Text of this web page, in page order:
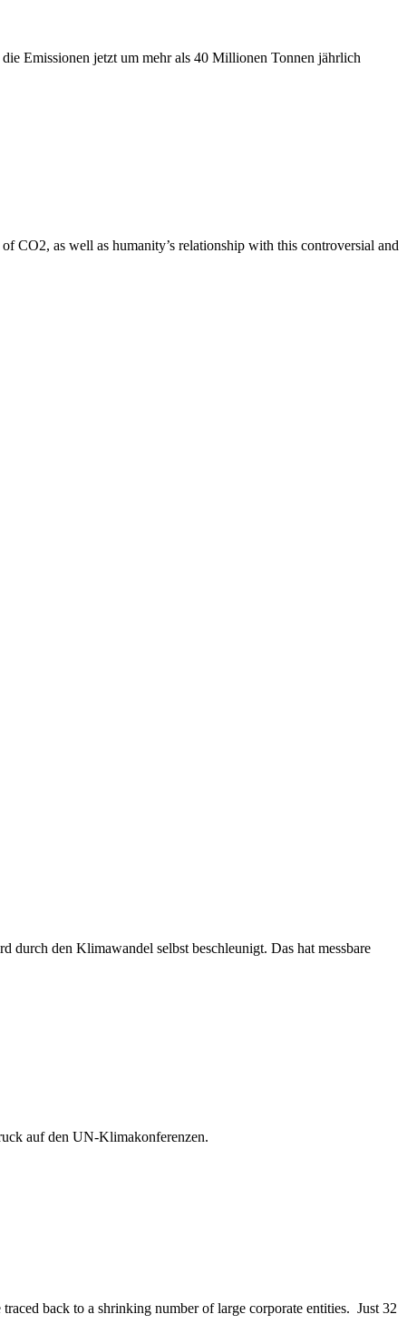
Emissionen jetzt um mehr als 40 Millionen Tonnen jährlich
CO2, as well as humanity’s relationship with this controversial and
den Klimawandel selbst beschleunigt. Das hat messbare
auf den UN-Klimakonferenzen.
back to a shrinking number of large corporate entities. Just 32